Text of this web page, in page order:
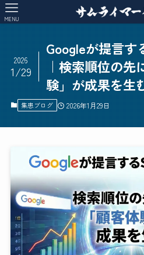
MENU
Googleが提言す
｜検索順位の先
験」が成果を生
2026
1/29
集患ブログ 2026年1月29日